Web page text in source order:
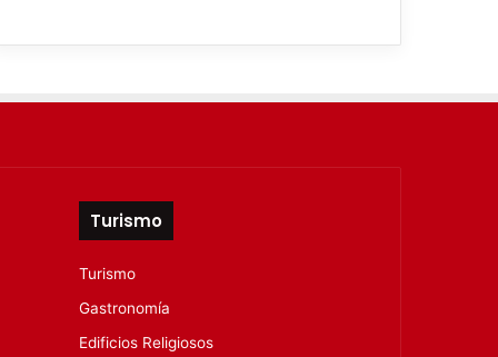
Turismo
Turismo
Gastronomía
Edificios Religiosos